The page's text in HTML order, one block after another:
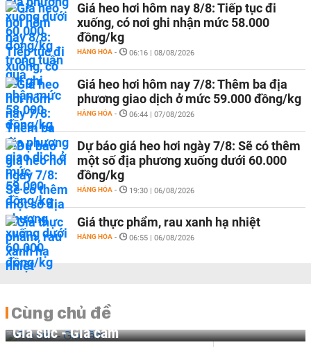
Giá heo hơi hôm nay 8/8: Tiếp tục đi
xuống, có nơi ghi nhận mức 58.000
đồng/kg
HÀNG HÓA - 06:16 | 08/08/2026
Giá heo hơi hôm nay 7/8: Thêm ba địa
phương giao dịch ở mức 59.000 đồng/kg
HÀNG HÓA - 06:44 | 07/08/2026
Dự báo giá heo hơi ngày 7/8: Sẽ có thêm
một số địa phương xuống dưới 60.000
đồng/kg
HÀNG HÓA - 19:30 | 06/08/2026
Giá thực phẩm, rau xanh hạ nhiệt
HÀNG HÓA - 06:55 | 06/08/2026
Cùng chủ đề
Gia súc - Gia cầm